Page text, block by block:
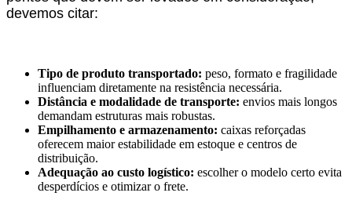
devemos citar:
Tipo de produto transportado: peso, formato e fragilidade
influenciam diretamente na resistência necessária.
Distância e modalidade de transporte: envios mais longos
demandam estruturas mais robustas.
Empilhamento e armazenamento: caixas reforçadas
oferecem maior estabilidade em estoque e centros de
distribuição.
Adequação ao custo logístico: escolher o modelo certo evita
desperdícios e otimizar o frete.